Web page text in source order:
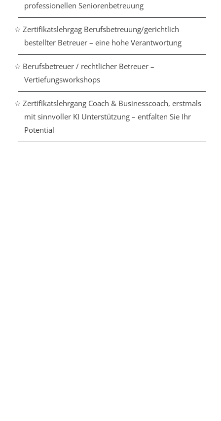
professionellen Seniorenbetreuung
☆ Zertifikatslehrgag Berufsbetreuung/gerichtlich
bestellter Betreuer – eine hohe Verantwortung
☆ Berufsbetreuer / rechtlicher Betreuer –
Vertiefungsworkshops
☆ Zertifikatslehrgang Coach & Businesscoach, erstmals
mit sinnvoller KI Unterstützung – entfalten Sie Ihr
Potential